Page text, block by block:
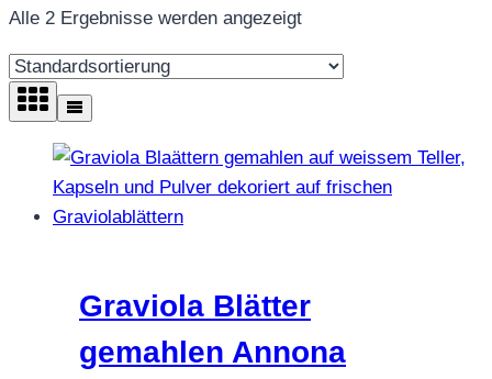
Alle 2 Ergebnisse werden angezeigt
Graviola Blätter
gemahlen Annona